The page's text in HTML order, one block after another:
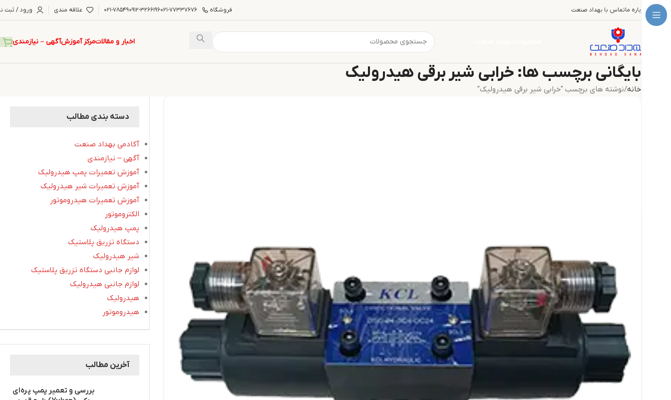
درباره ماتماس با بهداد صنعت فروشگاه ۰۲۱-۷۷۳۳۷۶۷۶۰۹۱۲-۳۲۶۶۱۹۶۰۲۱-۷۸۵۴۹ علاقه مندی ورود / ثبت
اخبار و مقالاتمرکز آموزشآگهی – نیازمندی
بایگانی برچسب ها: خرابی شیر برقی هیدرولیک
خانه نوشته های برچسب "خرابی شیر برقی هیدرولیک"
دسته بندی مطالب
آکادمی بهداد صنعت
آگهی – نیازمندی
آموزش تعمیرات پمپ هیدرولیک
آموزش تعمیرات شیر هیدرولیک
آموزش تعمیرات هیدروموتور
الکتروموتور
پمپ هیدرولیک
دستگاه تزریق پلاستیک
شیر هیدرولیک
لوازم جانبی دستگاه تزریق پلاستیک
لوازم جانبی هیدرولیک
هیدرولیک
هیدروموتور
آخرین مطالب
بررسی و تعمیر پمپ پره‌ای